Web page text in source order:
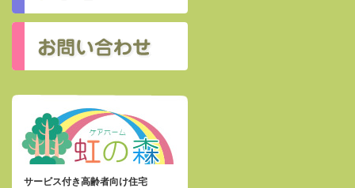
サービス付き高齢者向け住宅